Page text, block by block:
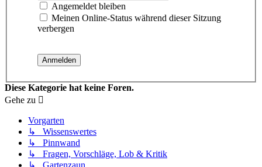
Angemeldet bleiben
Meinen Online-Status während dieser Sitzung
verbergen
Diese Kategorie hat keine Foren.
Gehe zu
Vorgarten
↳ Wissenswertes
↳ Pinnwand
↳ Fragen, Vorschläge, Lob & Kritik
↳ Gartenzaun